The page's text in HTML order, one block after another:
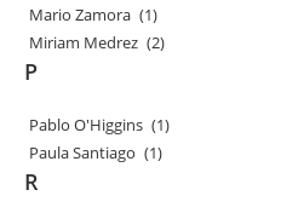
Mario Zamora (1)
Miriam Medrez (2)
P
Pablo O'Higgins (1)
Paula Santiago (1)
R